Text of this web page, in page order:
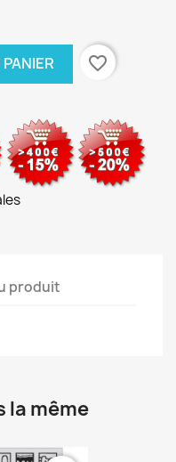
favorite_border
produit
la même